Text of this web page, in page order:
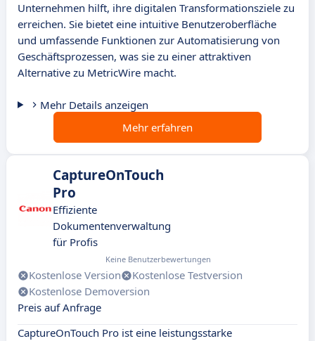
Unternehmen hilft, ihre digitalen Transformationsziele zu
erreichen. Sie bietet eine intuitive Benutzeroberfläche
und umfassende Funktionen zur Automatisierung von
Geschäftsprozessen, was sie zu einer attraktiven
Alternative zu MetricWire macht.
Mehr Details anzeigen
Mehr erfahren
CaptureOnTouch
Pro
Effiziente
Dokumentenverwaltung
für Profis
Keine Benutzerbewertungen
Kostenlose Version
Kostenlose Testversion
Kostenlose Demoversion
Preis auf Anfrage
CaptureOnTouch Pro ist eine leistungsstarke